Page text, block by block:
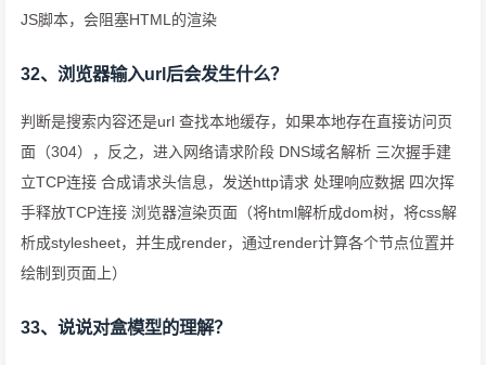
JS脚本，会阻塞HTML的渲染
32、浏览器输入url后会发生什么？
判断是搜索内容还是url 查找本地缓存，如果本地存在直接访问页
面（304），反之，进入网络请求阶段 DNS域名解析 三次握手建
立TCP连接 合成请求头信息，发送http请求 处理响应数据 四次挥
手释放TCP连接 浏览器渲染页面（将html解析成dom树，将css解
析成stylesheet，并生成render，通过render计算各个节点位置并
绘制到页面上）
33、说说对盒模型的理解？